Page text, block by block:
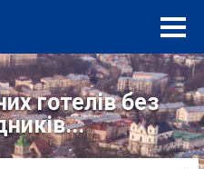
готелів без